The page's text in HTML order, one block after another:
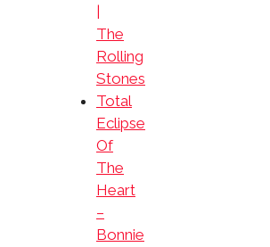
The
Rolling
Stones
Total
Eclipse
Of
The
Heart
–
Bonnie